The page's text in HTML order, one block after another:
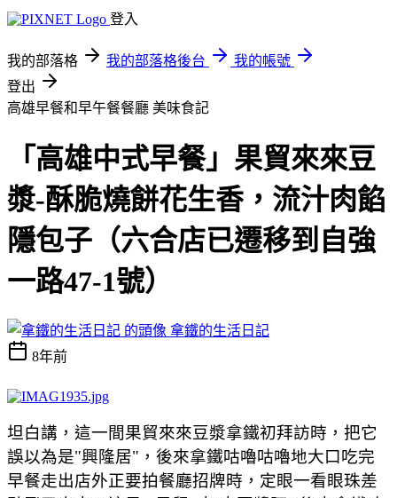
登入
我的部落格 我的部落格後台
我的帳號
登出
高雄早餐和早午餐餐廳 美味食記
「高雄中式早餐」果貿來來豆
漿-酥脆燒餅花生香，流汁肉餡
隱包子（六合店已遷移到自強
一路47-1號）
拿鐵的生活日記
8年前
坦白講，這一間果貿來來豆漿拿鐵初拜訪時，把它
誤以為是"興隆居"，後來拿鐵咕嚕咕嚕地大口吃完
早餐走出店外正要拍餐廳招牌時，定眼一看眼珠差